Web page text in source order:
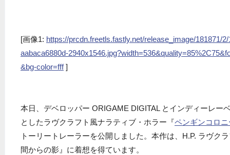
[画像1: https://prcdn.freetls.fastly.net/release_image/181871/
aabaca6880d-
&bg-color=fff]
本日、デベロッパー ORIGAME DIGITAL とインディーレー
としたラヴクラフト風ナラティブ・ホラー『ペンギンコロニ
トーリートレーラーを公開しました。本作は、H.P. ラヴク
間からの影』に着想を得ています。